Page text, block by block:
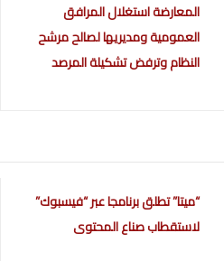
المعارضة استغلال المرافق
العمومية ومديريها لصالح مرشح
النظام وترفض تشكيلة المرصد
“ميتا” تطلق برنامجا عبر “فيسبوك”
لاستقطاب صناع المحتوى